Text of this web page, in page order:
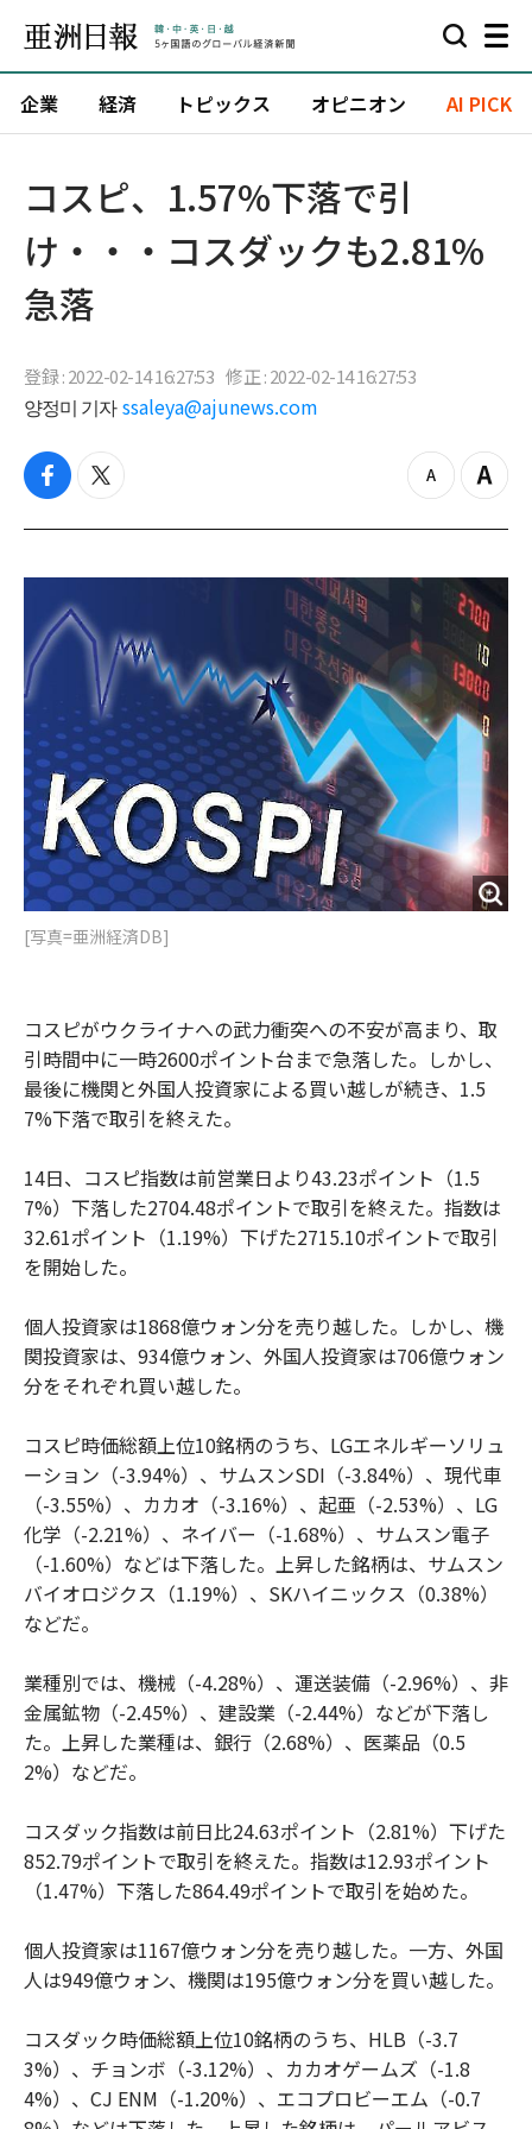
企業 経済 トピックス オピニオン AI PICK
コスピ、1.57%下落で引
け・・・コスダックも2.81%
急落
登録 : 2022-02-14 16:27:53 修正 : 2022-02-14 16:27:53
양정미 기자 ssaleya@ajunews.com
f
c
b
o
k
t
i
t
z
o
o
Z
o
i
n
[写真=亜洲経済DB]
コスピがウクライナへの武力衝突への不安が高まり、取
引時間中に一時2600ポイント台まで急落した。しかし、
最後に機関と外国人投資家による買い越しが続き、1.5
7%下落で取引を終えた。
14日、コスピ指数は前営業日より43.23ポイント（1.5
7%）下落した2704.48ポイントで取引を終えた。指数は
32.61ポイント（1.19%）下げた2715.10ポイントで取引
を開始した。
個人投資家は1868億ウォン分を売り越した。しかし、機
関投資家は、934億ウォン、外国人投資家は706億ウォン
分をそれぞれ買い越した。
コスピ時価総額上位10銘柄のうち、LGエネルギーソリュ
ーション（-3.94%）、サムスンSDI（-3.84%）、現代車
（-3.55%）、カカオ（-3.16%）、起亜（-2.53%）、LG
化学（-2.21%）、ネイバー（-1.68%）、サムスン電子
（-1.60%）などは下落した。上昇した銘柄は、サムスン
バイオロジクス（1.19%）、SKハイニックス（0.38%）
などだ。
業種別では、機械（-4.28%）、運送装備（-2.96%）、非
金属鉱物（-2.45%）、建設業（-2.44%）などが下落し
た。上昇した業種は、銀行（2.68%）、医薬品（0.5
2%）などだ。
コスダック指数は前日比24.63ポイント（2.81%）下げた
852.79ポイントで取引を終えた。指数は12.93ポイント
（1.47%）下落した864.49ポイントで取引を始めた。
個人投資家は1167億ウォン分を売り越した。一方、外国
人は949億ウォン、機関は195億ウォン分を買い越した。
コスダック時価総額上位10銘柄のうち、HLB（-3.7
3%）、チョンボ（-3.12%）、カカオゲームズ（-1.8
4%）、CJ ENM（-1.20%）、エコプロビーエム（-0.7